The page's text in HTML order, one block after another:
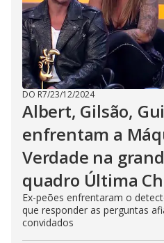
DO R7/23/12/2024
Albert, Gilsão,
enfrentam a
Verdade na
quadro Última
Ex-peões enfrentaram o
que responder as perguntas
convidados